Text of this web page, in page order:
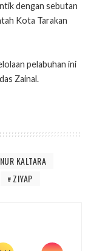
dengan sebutan
Kota Tarakan
pelabuhan ini
Zainal.
KALTARA
ZIYAP